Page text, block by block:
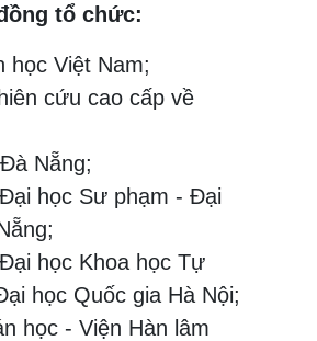
tổ chức:
học Việt Nam;
cứu cao cấp về
Nẵng;
học Sư phạm - Đại
học Khoa học Tự
học Quốc gia Hà Nội;
học - Viện Hàn lâm